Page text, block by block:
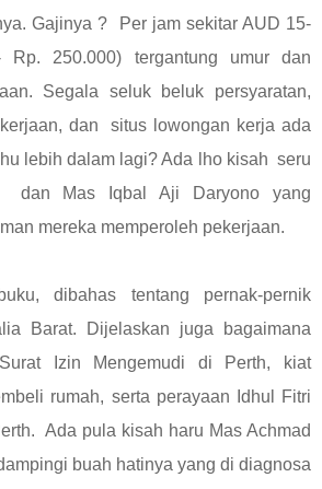
Gajinya ? Per jam sekitar AUD 15-
250.000) tergantung umur dan
Segala seluk beluk persyaratan,
dan situs lowongan kerja ada
lebih dalam lagi? Ada lho kisah seru
dan Mas Iqbal Aji Daryono yang
mereka memperoleh pekerjaan.
dibahas tentang pernak-pernik
Barat. Dijelaskan juga bagaimana
Izin Mengemudi di Perth, kiat
rumah, serta perayaan Idhul Fitri
Ada pula kisah haru Mas Achmad
buah hatinya yang di diagnosa